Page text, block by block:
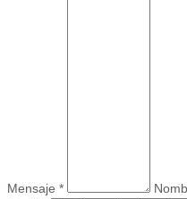
Mensaje *